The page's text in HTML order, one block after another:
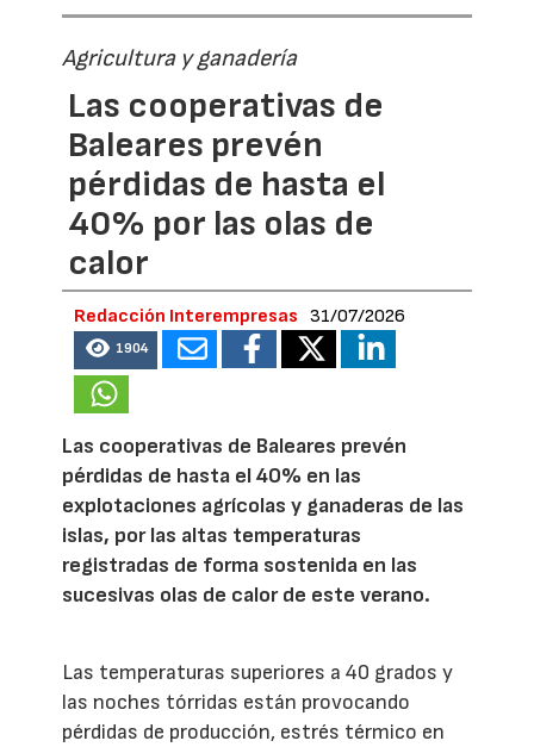
Agricultura y ganadería
Las cooperativas de
Baleares prevén
pérdidas de hasta el
40% por las olas de
calor
Redacción Interempresas 31/07/2026
1904
Las cooperativas de Baleares prevén
pérdidas de hasta el 40% en las
explotaciones agrícolas y ganaderas de las
islas, por las altas temperaturas
registradas de forma sostenida en las
sucesivas olas de calor de este verano.
Las temperaturas superiores a 40 grados y
las noches tórridas están provocando
pérdidas de producción, estrés térmico en